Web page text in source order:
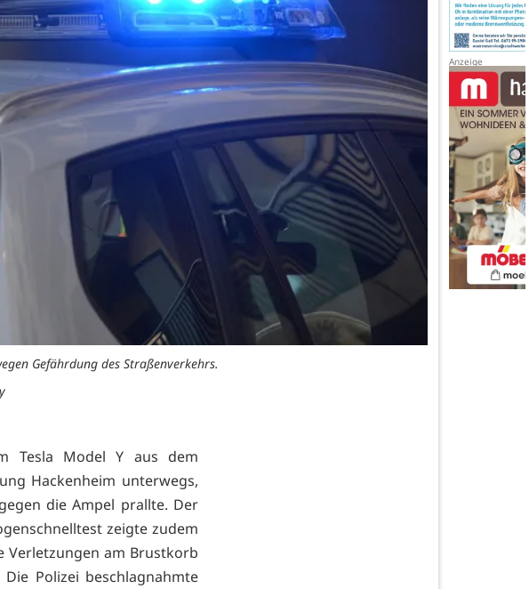
Gefährdung des Straßenverkehrs.
Tesla Model Y aus dem
Hackenheim unterwegs,
die Ampel prallte. Der
zeigte zudem
Verletzungen am Brustkorb
Polizei beschlagnahmte